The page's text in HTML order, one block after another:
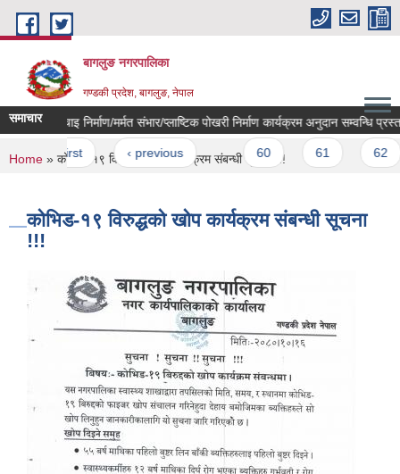
Skip to main content
बागलुङ नगरपालिका
गण्डकी प्रदेश, बागलुङ, नेपाल
समाचार
साना सिंचाइ निर्माण/मर्मत संभार/प्लाष्टिक पोखरी निर्माण कार्यक्रम अनुदान सम्वन्धि
Pages
« first ‹ previous … 60
You are here
Home » कोभिड-१९ विरुद्धको खोप कार्यक्रम संबन्धी सूचना !!!
कोभिड-१९ विरुद्धको खोप कार्यक्रम संबन्धी सूचना
!!!